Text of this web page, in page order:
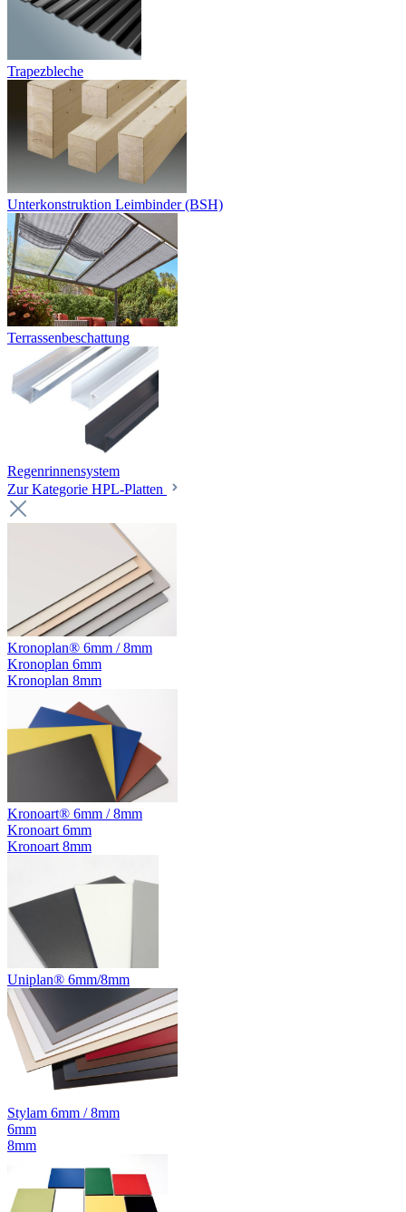
Trapezbleche
Unterkonstruktion Leimbinder (BSH)
Terrassenbeschattung
Regenrinnensystem
Zur Kategorie HPL-Platten
Kronoplan® 6mm / 8mm
Kronoplan 6mm
Kronoplan 8mm
Kronoart® 6mm / 8mm
Kronoart 6mm
Kronoart 8mm
Uniplan® 6mm/8mm
Stylam 6mm / 8mm
6mm
8mm